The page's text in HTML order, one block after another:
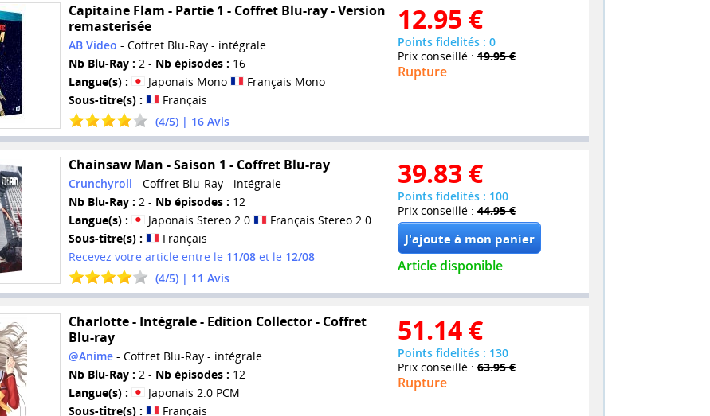
Capitaine Flam - Partie 1 - Coffret Blu-ray - Version
remasterisée
AB Video - Coffret Blu-Ray - intégrale
Nb Blu-Ray : 2 - Nb épisodes : 16
Langue(s) :
Japonais Mono
Français Mono
Sous-titre(s) :
Français
(4/5) | 16Avis
12.95 €
Points fidelités : 0
Prix conseillé : 19.95 €
Rupture
Chainsaw Man - Saison 1 - Coffret Blu-ray
Crunchyroll - Coffret Blu-Ray - intégrale
Nb Blu-Ray : 2 - Nb épisodes : 12
Langue(s) :
Japonais Stereo 2.0
Français Stereo 2.0
Sous-titre(s) :
Français
Recevez votre article entre le 11/08et le 12/08
(4/5) | 11 Avis
39.83 €
Points fidelités : 100
Prix conseillé : 44.95 €
Article disponible
Charlotte - Intégrale - Edition Collector - Coffret
Blu-ray
@Anime- Coffret Blu-Ray - intégrale
Nb Blu-Ray : 2 - Nb épisodes : 12
Langue(s) :
Japonais 2.0 PCM
Sous-titre(s) :
Français
51.14 €
Points fidelités : 130
Prix conseillé : 63.95 €
Rupture